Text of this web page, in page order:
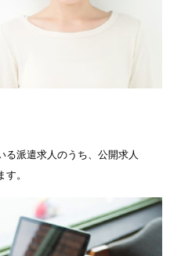
る派遣求人のうち、公開求人
。